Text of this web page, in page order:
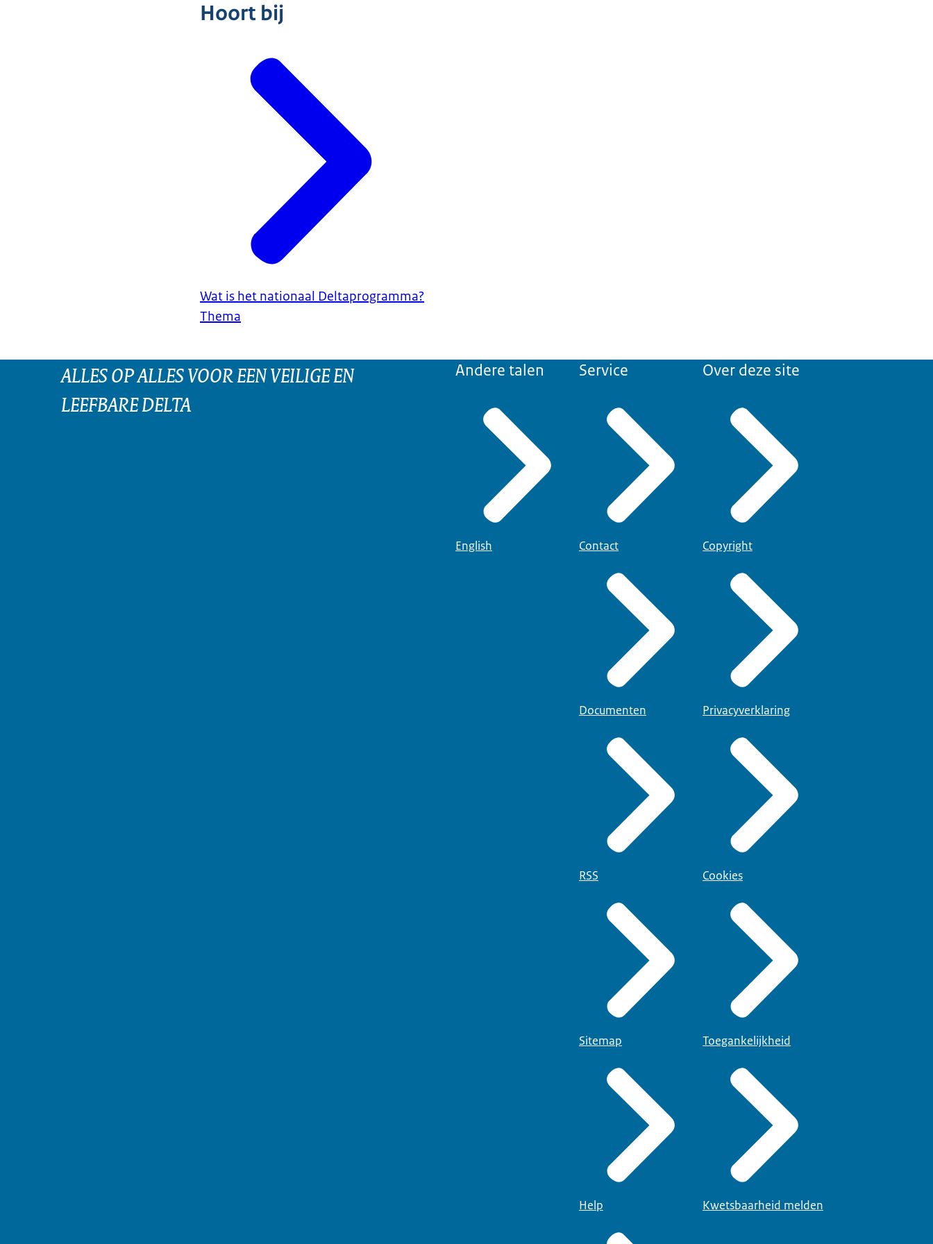
Hoort bij
Wat is het nationaal Deltaprogramma?
Thema
ALLES OP ALLES VOOR EEN VEILIGE EN
LEEFBARE DELTA
Andere talen
English
Service
Contact
Documenten
RSS
Sitemap
Help
Over deze site
Copyright
Privacyverklaring
Cookies
Toegankelijkheid
Kwetsbaarheid melden